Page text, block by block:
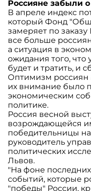
Россияне забыли
В апреле индекс
который Фонд
замеряет по
все больше
а ситуация в
ожидания того, что
будет и тратить, и
Оптимизм россиян
их внимание было
экономическим
политике.
Россия весной
возрождающейся
победительницы
руководитель
политических
Львов.
"На фоне
событий, которые
"победы" России,